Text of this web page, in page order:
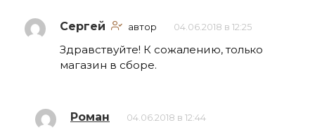
Сергей автор 04.06.2018 в 12:25
Здравствуйте! К сожалению, только
магазин в сборе.
Роман 04.06.2018 в 12:44